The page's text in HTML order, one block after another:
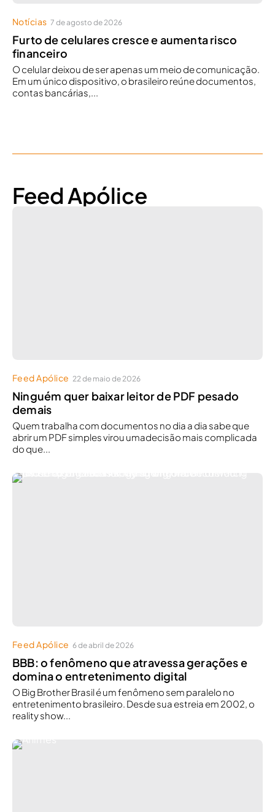
Notícias 7 de agosto de 2026
Furto de celulares cresce e aumenta risco
financeiro
O celular deixou de ser apenas um meio de comunicação.
Em um único dispositivo, o brasileiro reúne documentos,
contas bancárias,...
Feed Apólice
Feed Apólice 22 de maio de 2026
Ninguém quer baixar leitor de PDF pesado
demais
Quem trabalha com documentos no dia a dia sabe que
abrir um PDF simples virou umadecisão mais complicada
do que...
Feed Apólice 6 de abril de 2026
BBB: o fenômeno que atravessa gerações e
domina o entretenimento digital
O Big Brother Brasil é um fenômeno sem paralelo no
entretenimento brasileiro. Desde sua estreia em 2002, o
reality show...